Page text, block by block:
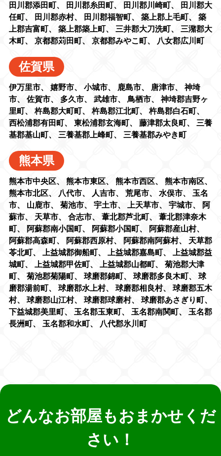
田川郡添田町、 田川郡糸田町、 田川郡川崎町、
田川郡大
任町、 田川郡赤村、 田川郡福智町、 築上郡上毛町、 築
上郡吉富町、 築上郡築上町、 三井郡大刀洗町、 三潴郡大
木町、 京都郡苅田町、 京都郡みやこ町、 八女郡広川町
佐賀県
伊万里市、 嬉野市、 小城市、 鹿島市、 唐津市、神埼
市、 佐賀市、 多久市、 武雄市、 鳥栖市、神埼郡吉野ヶ
里町、 杵島郡大町町、 杵島郡江北町、 杵島郡白石町、
西松浦郡有田町、 東松浦郡玄海町、 藤津郡太良町、 三養
基郡基山町、 三養基郡上峰町、 三養基郡みやき町
熊本県
熊本市中央区、 熊本市東区、 熊本市西区、 熊本市南区、
熊本市北区、 八代市、 人吉市、 荒尾市、 水俣市、 玉名
市、 山鹿市、 菊池市、 宇土市、 上天草市、 宇城市、
阿
蘇市、 天草市、 合志市、 葦北郡芦北町、 葦北郡津奈木
町、 阿蘇郡南小国町、 阿蘇郡小国町、 阿蘇郡産山村、
阿蘇郡高森町、 阿蘇郡西原村、 阿蘇郡南阿蘇村、 天草郡
苓北町、 上益城郡御船町、 上益城郡嘉島町、
上益城郡益
城町、 上益城郡甲佐町、 上益城郡山都町、 菊池郡大津
町、 菊池郡菊陽町、 球磨郡錦町、 球磨郡多良木町、 球
磨郡湯前町、 球磨郡水上村、 球磨郡相良村、 球磨郡五木
村、 球磨郡山江村、 球磨郡球磨村、 球磨郡あさぎり町、
下益城郡美里町、 玉名郡玉東町、 玉名郡南関町、 玉名郡
長洲町、 玉名郡和水町、 八代郡氷川町
どんなお部屋もおまかせくだ
さい！